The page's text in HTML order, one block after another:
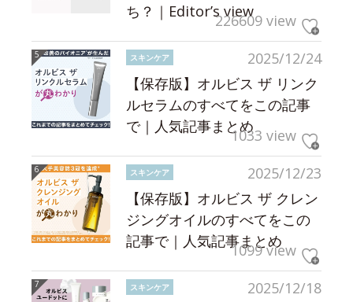
ち？｜Editor’s view226609 view
2025/12/24
スキンケア
【保存版】オルビス ザ リンク
ルセラムのすべてをこの記事
で｜人気記事まとめ1033 view
2025/12/23
スキンケア
【保存版】オルビス ザ クレン
ジングオイルのすべてをこの
記事で｜人気記事まとめ
1099 view
2025/12/18
スキンケア